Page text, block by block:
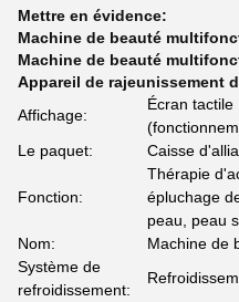
Mettre en évidence:
Machine de beauté
Machine de beauté
Appareil de rajeunissement
Affichage:
Écran tactile
Le paquet:
Caisse
Fonction:
Thérapie
épluchage
peau, peau
Nom:
Machine de
Système de
refroidissement: